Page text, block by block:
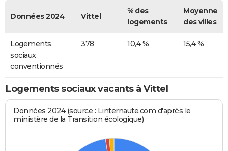
Données 2024 Vittel
% des
logements
Moyenne
des villes
Logements
sociaux
conventionnés
378 10,4 % 15,4 %
Logements sociaux vacants à Vittel
Données 2024 (source : Linternaute.com d'après le
ministère de la Transition écologique)